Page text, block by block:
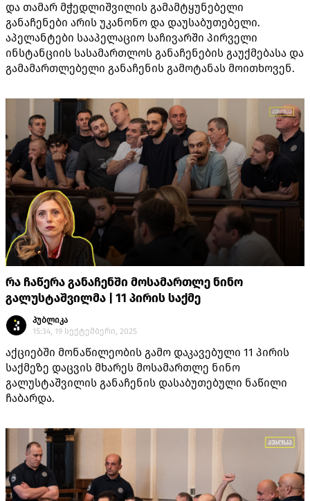
და თამარ მჭედლიშვილის გამამტყუნებელი
განაჩენები არის უკანონო და დაუსაბუთებელი.
აპელანტები სააპელაციო საჩივარში პირველი
ინსტანციის სასამართლოს განაჩენების გაუქმებასა და
გამამართლებელი განაჩენის გამოტანას მოითხოვენ.
რა ჩაწერა განაჩენში მოსამართლე ნინო
გალუსტაშვილმა | 11 პირის საქმე
პუბლიკა
15:34, 19 სექტემბერი, 2025
აქციებში მონაწილეობის გამო დაკავებული 11 პირის
საქმეზე დაცვის მხარეს მოსამართლე ნინო
გალუსტაშვილის განაჩენის დასაბუთებული ნაწილი
ჩაბარდა.